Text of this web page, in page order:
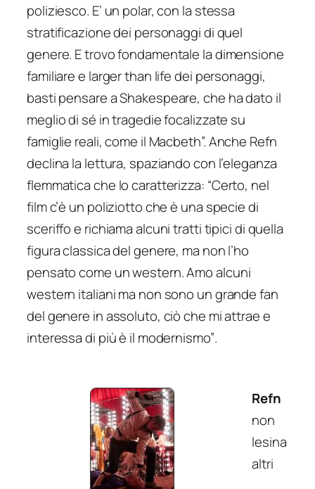
poliziesco. E’ un polar, con la stessa
stratificazione dei personaggi di quel
genere. E trovo fondamentale la dimensione
familiare e larger than life dei personaggi,
basti pensare a Shakespeare, che ha dato il
meglio di sé in tragedie focalizzate su
famiglie reali, come il Macbeth”.Anche Refn
declina la lettura, spaziando con l’eleganza
flemmatica che lo caratterizza: “Certo, nel
film c’è un poliziotto che è una specie di
sceriffo e richiama alcuni tratti tipici di quella
figura classica del genere, ma non l’ho
pensato come un western. Amo alcuni
western italiani ma non sono un grande fan
del genere in assoluto, ciò che mi attrae e
interessa di più è il modernismo”.
Refn
non
lesina
altri